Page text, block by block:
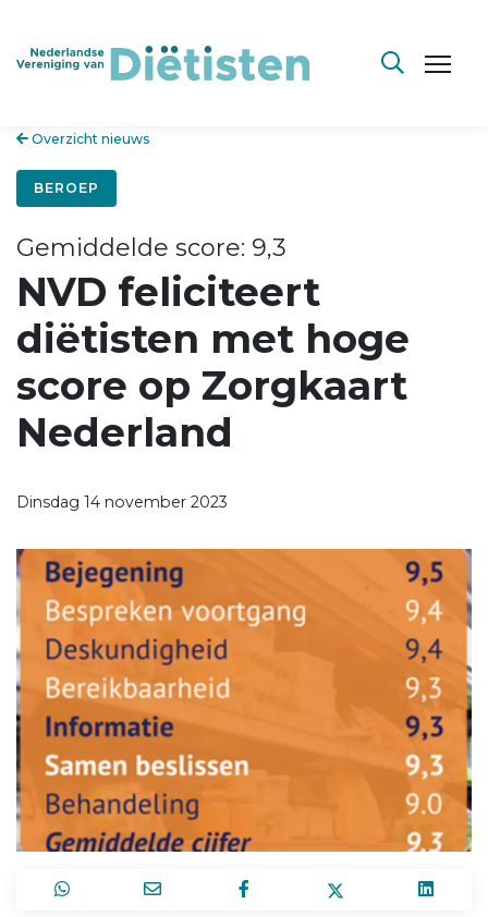
Overzicht nieuws
BEROEP
Gemiddelde score: 9,3
NVD feliciteert
diëtisten met hoge
score op Zorgkaart
Nederland
Dinsdag 14 november 2023